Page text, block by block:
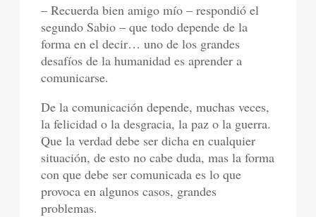
– Recuerda bien amigo mío – respondió el
segundo Sabio – que todo depende de la
forma en el decir… uno de los grandes
desafíos de la humanidad es aprender a
comunicarse.
De la comunicación depende, muchas veces,
la felicidad o la desgracia, la paz o la guerra.
Que la verdad debe ser dicha en cualquier
situación, de esto no cabe duda, mas la forma
con que debe ser comunicada es lo que
provoca en algunos casos, grandes
problemas.